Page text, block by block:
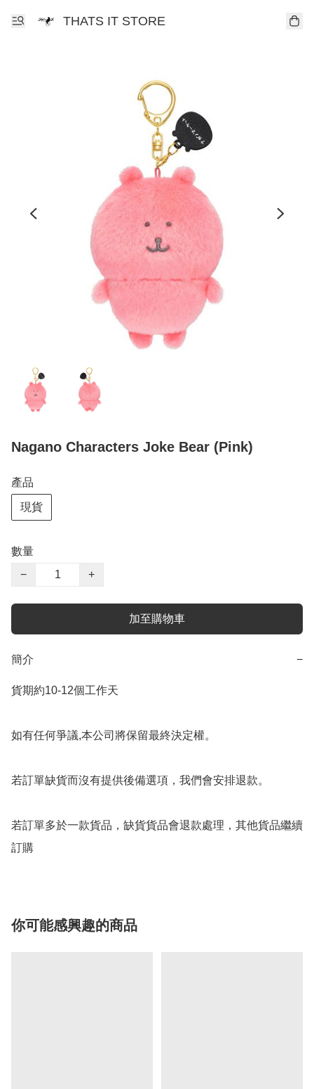
THATS IT STORE
Nagano Characters Joke Bear (Pink)
產品
現貨
數量
−
+
加至購物車
簡介 −
貨期約10-12個工作天
如有任何爭議,本公司將保留最終決定權。
若訂單缺貨而沒有提供後備選項，我們會安排退款。
若訂單多於一款貨品，缺貨貨品會退款處理，其他貨品繼續
你可能感興趣的商品